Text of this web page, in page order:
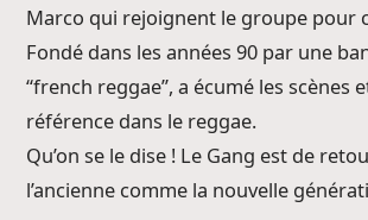
Marco qui rejoignent le groupe pour
Fondé dans les années 90 par une
“french reggae”, a écumé les
référence dans le reggae.
Qu’on se le dise ! Le Gang est de
l’ancienne comme la nouvelle